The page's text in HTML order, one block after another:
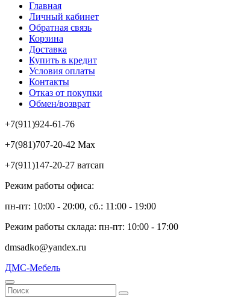
Главная
Личный кабинет
Обратная связь
Корзина
Доставка
Купить в кредит
Условия оплаты
Контакты
Отказ от покупки
Обмен/возврат
+7(911)924-61-76
+7(981)707-20-42 Max
+7(911)147-20-27 ватсап
Режим работы офиса:
пн-пт: 10:00 - 20:00, сб.: 11:00 - 19:00
Режим работы склада: пн-пт: 10:00 - 17:00
dmsadko@yandex.ru
ДМС-Мебель